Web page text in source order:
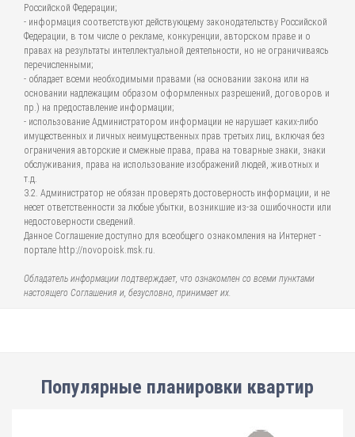
Российской Федерации;
- информация соответствуют действующему законодательству Российской
Федерации, в том числе о рекламе, конкуренции, авторском праве и о
правах на результаты интеллектуальной деятельности, но не ограничиваясь
перечисленными;
- обладает всеми необходимыми правами (на основании закона или на
основании надлежащим образом оформленных разрешений, договоров и
пр.) на предоставление информации;
- использование Администратором информации не нарушает каких-либо
имущественных и личных неимущественных прав третьих лиц, включая без
ограничения авторские и смежные права, права на товарные знаки, знаки
обслуживания, права на использование изображений людей, животных и
т.д.
3.2. Администратор не обязан проверять достоверность информации, и не
несет ответственности за любые убытки, возникшие из-за ошибочности или
недостоверности сведений.
Данное Соглашение доступно для всеобщего ознакомления на Интернет -
портале http://novopoisk.msk.ru.
Обладатель информации подтверждает, что ознакомлен со всеми пунктами
настоящего Соглашения и, безусловно, принимает их.
Популярные планировки квартир